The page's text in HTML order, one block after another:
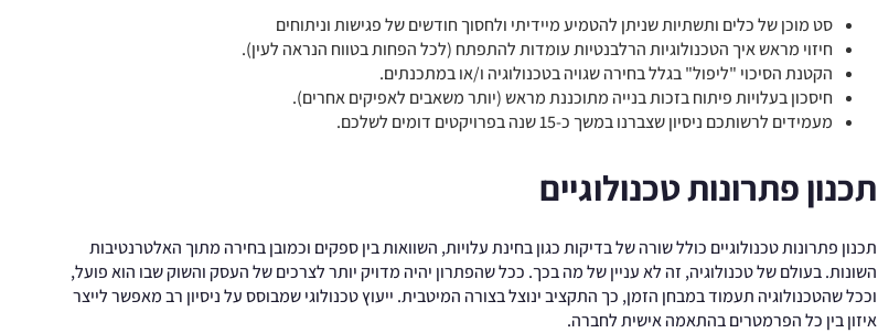
סט מוכן של כלים ותשתיות שניתן להטמיע מיידיתי ולחסוך חודשים של פגישות וניתוחים
חיזוי מראשאיך הטכנולוגיות הרלבנטיות עומדות להתפתח (לכל הפחות בטווח הנראה לעין).
הקטנת הסיכוי "ליפול" בגלל בחירה שגויה בטכנולוגיה ו/או במתכנתים.
חיסכון בעלויות פיתוח בזכות בנייה מתוכננת מראש (יותר משאבים לאפיקים אחרים).
מעמידים לרשותכם ניסיון שצברנו במשך כ-15 שנה בפרויקטים דומים לשלכם.
תכנון פתרונות טכנולוגיים
תכנון פתרונות טכנולוגיים כולל שורה של בדיקות כגון בחינת עלויות, השוואות בין ספקים וכמובן בחירה מתוך האלטרנטיבות
השונות. בעולם של טכנולוגיה, זה לא עניין של מה בכך. ככל שהפתרון יהיה מדויק יותר לצרכים של העסק והשוק שבו הוא פועל,
וככל שהטכנולוגיה תעמוד במבחן הזמן, כך התקציב ינוצל בצורה המיטבית. ייעוץ טכנולוגי שמבוסס על ניסיון רב מאפשר לייצר
איזון בין כל הפרמטרים בהתאמה אישית לחברה.